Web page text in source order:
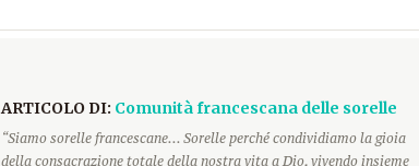
ARTICOLO DI: Comunità francescana delle sorelle
“Siamo sorelle francescane... Sorelle perché condividiamo la gioia
della consacrazione totale della nostra vita a Dio, vivendo insieme